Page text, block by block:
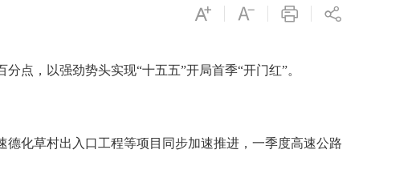
，以强劲势头实现“十五五”开局首季“开门红”。
化草村出入口工程等项目同步加速推进，一季度高速公路